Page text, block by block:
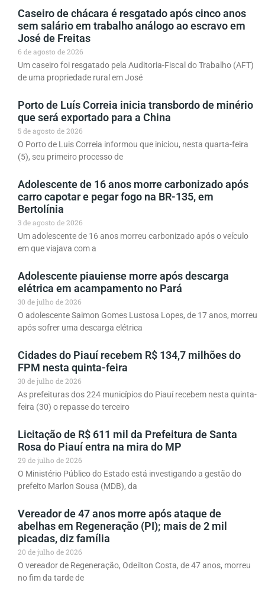
Caseiro de chácara é resgatado após cinco anos
sem salário em trabalho análogo ao escravo em
José de Freitas
6 de agosto de 2026
Um caseiro foi resgatado pela Auditoria-Fiscal do Trabalho (AFT)
de uma propriedade rural em José
Porto de Luís Correia inicia transbordo de minério
que será exportado para a China
5 de agosto de 2026
O Porto de Luis Correia informou que iniciou, nesta quarta-feira
(5), seu primeiro processo de
Adolescente de 16 anos morre carbonizado após
carro capotar e pegar fogo na BR-135, em
Bertolínia
3 de agosto de 2026
Um adolescente de 16 anos morreu carbonizado após o veículo
em que viajava com a
Adolescente piauiense morre após descarga
elétrica em acampamento no Pará
30 de julho de 2026
O adolescente Saimon Gomes Lustosa Lopes, de 17 anos, morreu
após sofrer uma descarga elétrica
Cidades do Piauí recebem R$ 134,7 milhões do
FPM nesta quinta-feira
30 de julho de 2026
As prefeituras dos 224 municípios do Piauí recebem nesta quinta-
feira (30) o repasse do terceiro
Licitação de R$ 611 mil da Prefeitura de Santa
Rosa do Piauí entra na mira do MP
29 de julho de 2026
O Ministério Público do Estado está investigando a gestão do
prefeito Marlon Sousa (MDB), da
Vereador de 47 anos morre após ataque de
abelhas em Regeneração (PI); mais de 2 mil
picadas, diz família
20 de julho de 2026
O vereador de Regeneração, Odeilton Costa, de 47 anos, morreu
no fim da tarde de